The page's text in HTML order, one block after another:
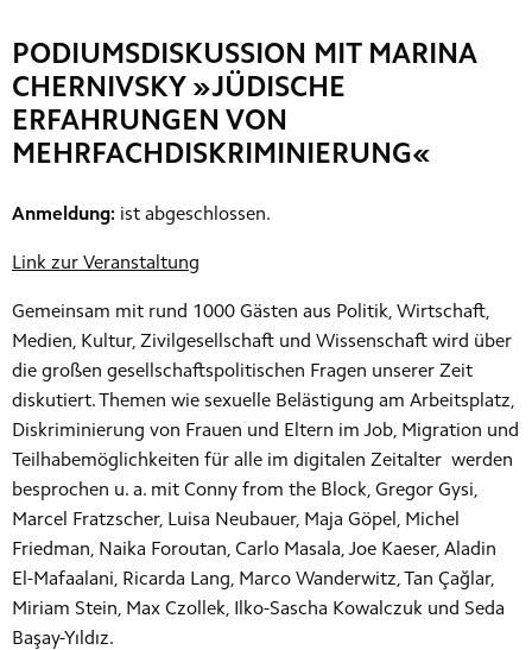
PODIUMSDISKUSSION MIT MARINA
CHERNIVSKY »JÜDISCHE
ERFAHRUNGEN VON
MEHRFACHDISKRIMINIERUNG«
Anmeldung: ist abgeschlossen.
Link zur Veranstaltung
Gemeinsam mit rund 1000 Gästen aus Politik, Wirtschaft,
Medien, Kultur, Zivilgesellschaft und Wissenschaft wird über
die großen gesellschaftspolitischen Fragen unserer Zeit
diskutiert. Themen wie sexuelle Belästigung am Arbeitsplatz,
Diskriminierung von Frauen und Eltern im Job, Migration und
Teilhabemöglichkeiten für alle im digitalen Zeitalter werden
besprochen u. a. mit Conny from the Block, Gregor Gysi,
Marcel Fratzscher, Luisa Neubauer, Maja Göpel, Michel
Friedman, Naika Foroutan, Carlo Masala, Joe Kaeser, Aladin
El-Mafaalani, Ricarda Lang, Marco Wanderwitz, Tan Çağlar,
Miriam Stein, Max Czollek, Ilko-Sascha Kowalczuk und Seda
Başay-Yıldız.